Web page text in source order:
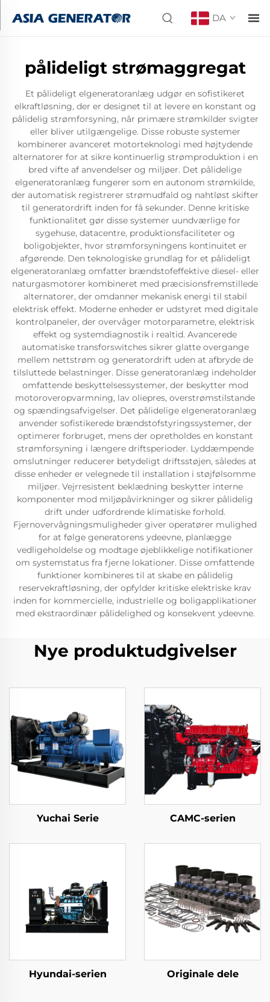
DA
pålideligt strømaggregat
Et pålideligt elgeneratoranlæg udgør en sofistikeret
elkraftløsning, der er designet til at levere en konstant og
pålidelig strømforsyning, når primære strømkilder svigter
eller bliver utilgængelige. Disse robuste systemer
kombinerer avanceret motorteknologi med højtydende
alternatorer for at sikre kontinuerlig strømproduktion i en
bred vifte af anvendelser og miljøer. Det pålidelige
elgeneratoranlæg fungerer som en autonom strømkilde,
der automatisk registrerer strømudfald og nahtløst skifter
til generatordrift inden for få sekunder. Denne kritiske
funktionalitet gør disse systemer uundværlige for
sygehuse, datacentre, produktionsfaciliteter og
boligobjekter, hvor strømforsyningens kontinuitet er
afgørende. Den teknologiske grundlag for et pålideligt
elgeneratoranlæg omfatter brændstofeffektive diesel- eller
naturgasmotorer kombineret med præcisionsfremstillede
alternatorer, der omdanner mekanisk energi til stabil
elektrisk effekt. Moderne enheder er udstyret med digitale
kontrolpaneler, der overvåger motorparametre, elektrisk
effekt og systemdiagnostik i realtid. Avancerede
automatiske transforswitches sikrer glatte overgange
mellem nettstrøm og generatordrift uden at afbryde de
tilsluttede belastninger. Disse generatoranlæg indeholder
omfattende beskyttelsessystemer, der beskytter mod
motoroveropvarmning, lav oliepres, overstrømstilstande
og spændingsafvigelser. Det pålidelige elgeneratoranlæg
anvender sofistikerede brændstofstyringssystemer, der
optimerer forbruget, mens der opretholdes en konstant
strømforsyning i længere driftsperioder. Lyddæmpende
omslutninger reducerer betydeligt driftsstøjen, således at
disse enheder er velegnede til installation i støjfølsomme
miljøer. Vejrresistent beklædning beskytter interne
komponenter mod miljøpåvirkninger og sikrer pålidelig
drift under udfordrende klimatiske forhold.
Fjernovervågningsmuligheder giver operatører mulighed
for at følge generatorens ydeevne, planlægge
vedligeholdelse og modtage øjeblikkelige notifikationer
om systemstatus fra fjerne lokationer. Disse omfattende
funktioner kombineres til at skabe en pålidelig
reservekraftløsning, der opfylder kritiske elektriske krav
inden for kommercielle, industrielle og boligapplikationer
med ekstraordinær pålidelighed og konsekvent ydeevne.
Nye produktudgivelser
Yuchai Serie CAMC-serien
Hyundai-serien Originale dele